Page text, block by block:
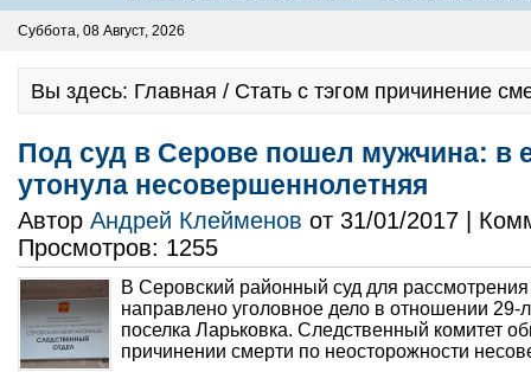
Суббота, 08 Август, 2026
Вы здесь: Главная / Стать с тэгом причинение
Под суд в Серове пошел мужчина: в
утонула несовершеннолетняя
Автор Андрей Клейменов от 31/01/2017 |
Просмотров: 1255
В Серовский районный суд для
направлено уголовное дело в отношении 29-
поселка Ларьковка. Следственный комитет
причинении смерти по неосторожности